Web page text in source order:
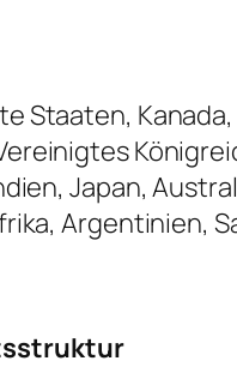
Staaten,
Japan,
Argentinien,